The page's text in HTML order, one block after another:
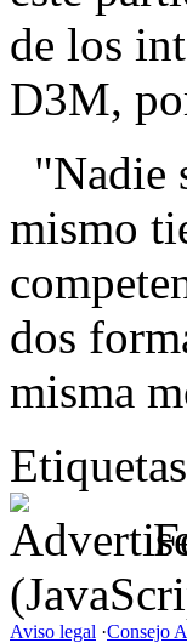
de los
D3M,
"Nadie
mismo
dos
misma
Aviso legal ·Consejo